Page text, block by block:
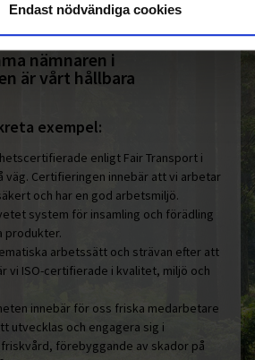
Endast nödvändiga cookies
HÅLLBART
nämnaren i
är vårt hållbara
exempel:
enligt Fair Transport i
Certifieringen innebär att vi arbetar
och har en god arbetsmiljö.
system för insamling och förädling
produkter.
arbetssätt och strävan efter att
vi ISO-certifierade i kvalitet, miljö och
innebär för oss friska medarbetare
utvecklas och engagera sig i
förebyggande av skador på